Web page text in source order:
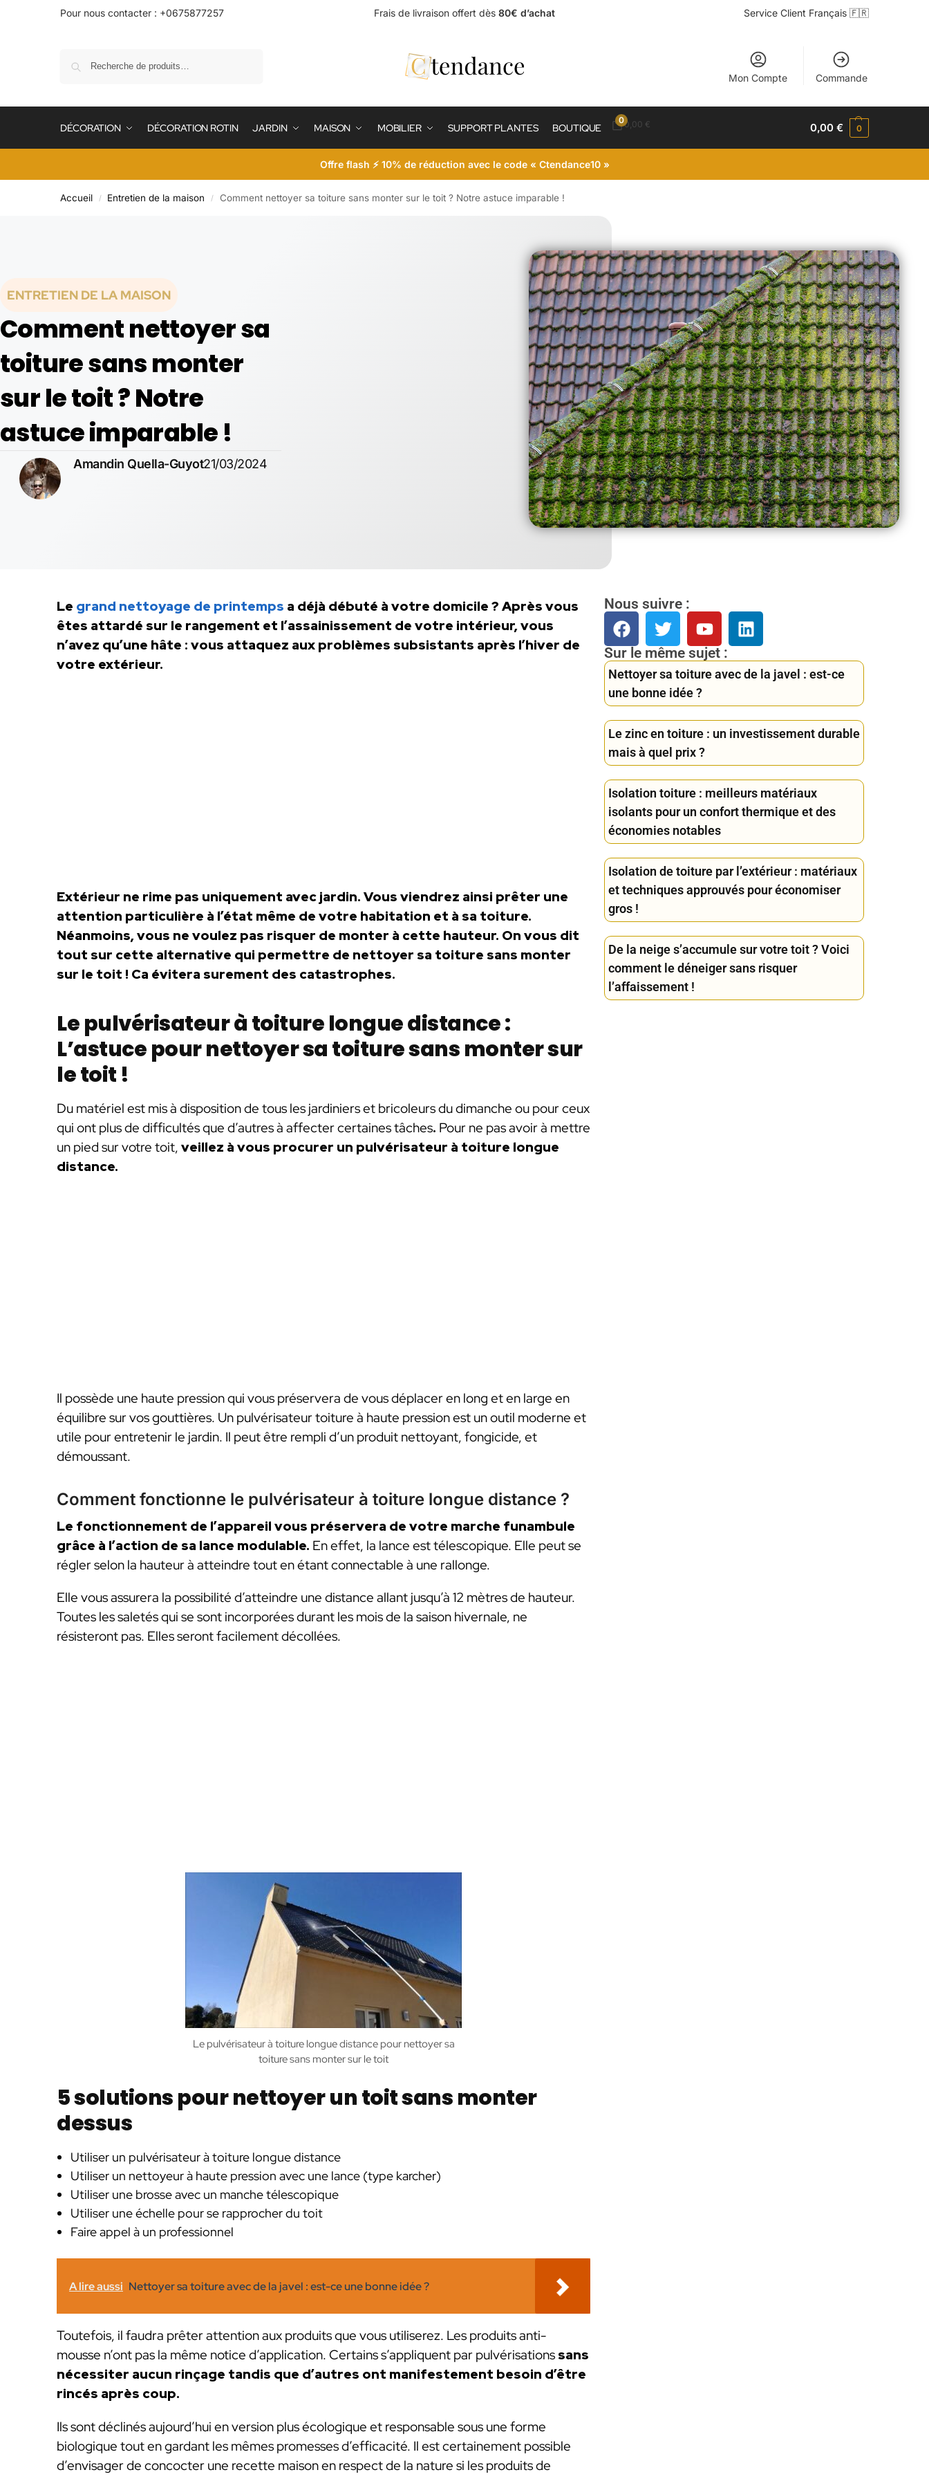
Pour nous contacter : +0675877257 Frais de livraison offert dès 80€ d’achat Service Client Français 🇫🇷
Mon Compte Commande
DÉCORATION DÉCORATION ROTIN JARDIN MAISON MOBILIER SUPPORT PLANTES BOUTIQUE
00,00 € 0,00€ 0
Offre flash ⚡ 10% de réduction avec le code « Ctendance10 »
Accueil / Entretien de la maison / Comment nettoyer sa toiture sans monter sur le toit ? Notre astuce imparable !
ENTRETIEN DE LA MAISON
Comment nettoyer sa
toiture sans monter
sur le toit ? Notre
astuce imparable !
Amandin Quella-Guyot21/03/2024
Le grand nettoyage de printemps a déjà débuté à votre domicile ? Après vous
êtes attardé sur le rangement et l’assainissement de votre intérieur, vous
n’avez qu’une hâte : vous attaquez aux problèmes subsistants après l’hiver de
votre extérieur.
Extérieur ne rime pas uniquement avec jardin. Vous viendrez ainsi prêter une
attention particulière à l’état même de votre habitation et à sa toiture.
Néanmoins, vous ne voulez pas risquer de monter à cette hauteur. On vous dit
tout sur cette alternative qui permettre de nettoyer sa toiture sans monter
sur le toit ! Ca évitera surement des catastrophes.
Le pulvérisateur à toiture longue distance :
L’astuce pour nettoyer sa toiture sans monter sur
le toit !
Du matériel est mis à disposition de tous les jardiniers et bricoleurs du dimanche ou pour ceux
qui ont plus de difficultés que d’autres à affecter certaines tâches. Pour ne pas avoir à mettre
un pied sur votre toit, veillez à vous procurer un pulvérisateur à toiture longue
distance.
Il possède une haute pression qui vous préservera de vous déplacer en long et en large en
équilibre sur vos gouttières. Un pulvérisateur toiture à haute pression est un outil moderne et
utile pour entretenir le jardin. Il peut être rempli d’un produit nettoyant, fongicide, et
démoussant.
Comment fonctionne le pulvérisateur à toiture longue distance ?
Le fonctionnement de l’appareil vous préservera de votre marche funambule
grâce à l’action de sa lance modulable. En effet, la lance est télescopique. Elle peut se
régler selon la hauteur à atteindre tout en étant connectable à une rallonge.
Elle vous assurera la possibilité d’atteindre une distance allant jusqu’à 12 mètres de hauteur.
Toutes les saletés qui se sont incorporées durant les mois de la saison hivernale, ne
résisteront pas. Elles seront facilement décollées.
Le pulvérisateur à toiture longue distance pour nettoyer sa
toiture sans monter sur le toit
5 solutions pour nettoyer un toit sans monter
dessus
Utiliser un pulvérisateur à toiture longue distance
Utiliser un nettoyeur à haute pression avec une lance (type karcher)
Utiliser une brosse avec un manche télescopique
Utiliser une échelle pour se rapprocher du toit
Faire appel à un professionnel
A lire aussi Nettoyer sa toiture avec de la javel : est-ce une bonne idée ?
Toutefois, il faudra prêter attention aux produits que vous utiliserez. Les produits anti-
mousse n’ont pas la même notice d’application. Certains s’appliquent par pulvérisations sans
nécessiter aucun rinçage tandis que d’autres ont manifestement besoin d’être
rincés après coup.
Ils sont déclinés aujourd’hui en version plus écologique et responsable sous une forme
biologique tout en gardant les mêmes promesses d’efficacité. Il est certainement possible
d’envisager de concocter une recette maison en respect de la nature si les produits de
Nous suivre :
Sur le même sujet :
Nettoyer sa toiture avec de la javel : est-ce
une bonne idée ?
Le zinc en toiture : un investissement durable
mais à quel prix ?
Isolation toiture : meilleurs matériaux
isolants pour un confort thermique et des
économies notables
Isolation de toiture par l’extérieur : matériaux
et techniques approuvés pour économiser
gros !
De la neige s’accumule sur votre toit ? Voici
comment le déneiger sans risquer
l’affaissement !